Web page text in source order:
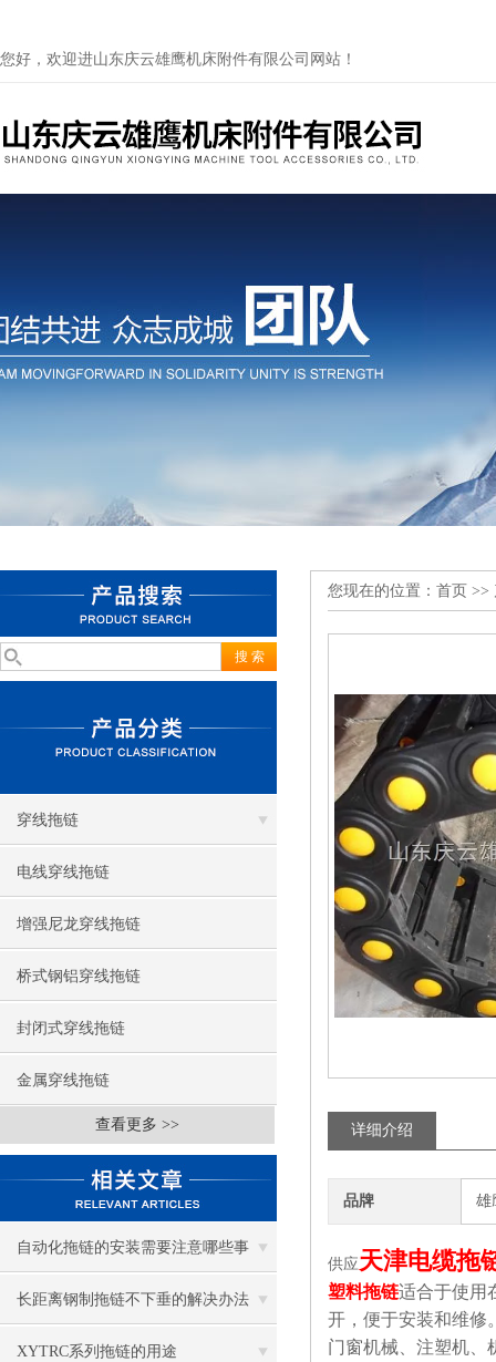
您好，欢迎进山东庆云雄鹰机床附件有限公司网站！
穿线拖链
电线穿线拖链
增强尼龙穿线拖链
桥式钢铝穿线拖链
封闭式穿线拖链
金属穿线拖链
查看更多 >>
自动化拖链的安装需要注意哪些事
项？
长距离钢制拖链不下垂的解决办法
XYTRC系列拖链的用途
您现在的位置： 首页 >>
详细介绍
品牌 雄
供应天津电缆拖
塑料拖链适合于使用
开，便于安装和维修
门窗机械、注塑机、